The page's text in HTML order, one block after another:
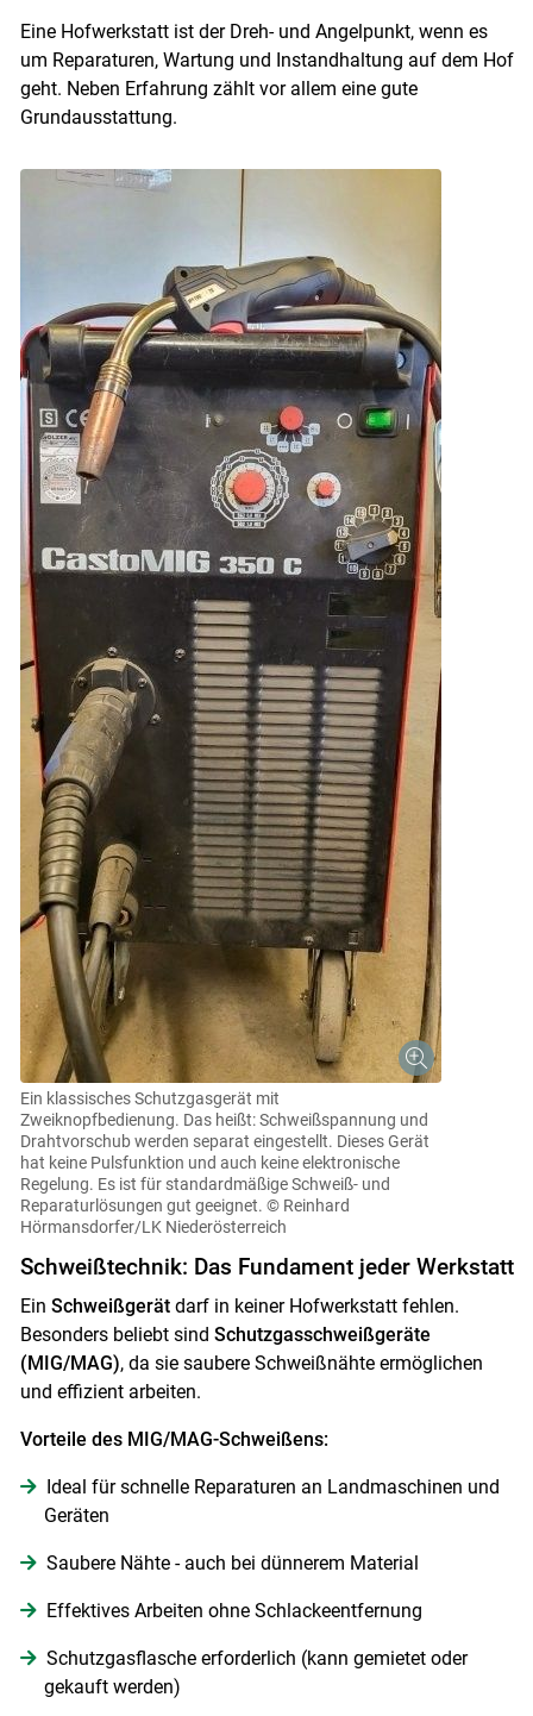
Eine Hofwerkstatt ist der Dreh- und Angelpunkt, wenn es
um Reparaturen, Wartung und Instandhaltung auf dem Hof
geht. Neben Erfahrung zählt vor allem eine gute
Grundausstattung.
Ein klassisches Schutzgasgerät mit
Zweiknopfbedienung. Das heißt: Schweißspannung und
Drahtvorschub werden separat eingestellt. Dieses Gerät
hat keine Pulsfunktion und auch keine elektronische
Regelung. Es ist für standardmäßige Schweiß- und
Reparaturlösungen gut geeignet. © Reinhard
Hörmansdorfer/LK Niederösterreich
Schweißtechnik: Das Fundament jeder Werkstatt
Ein Schweißgerätdarf in keiner Hofwerkstatt fehlen.
Besonders beliebt sind Schutzgasschweißgeräte
(MIG/MAG), da sie saubere Schweißnähte ermöglichen
und effizient arbeiten.
Vorteile des MIG/MAG-Schweißens:
Ideal für schnelle Reparaturen an Landmaschinen und
Geräten
Saubere Nähte - auch bei dünnerem Material
Effektives Arbeiten ohne Schlackeentfernung
Schutzgasflasche erforderlich (kann gemietet oder
gekauft werden)